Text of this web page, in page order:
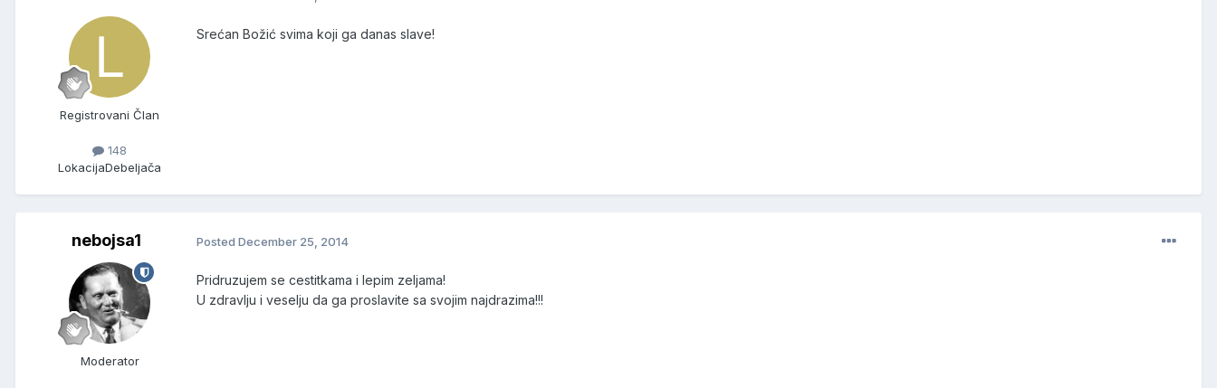
Registrovani Član
148
LokacijaDebeljača
Srećan Božić svima koji ga danas slave!
nebojsa1
Moderator
Posted December 25, 2014
Pridruzujem se cestitkama i lepim zeljama!
U zdravlju i veselju da ga proslavite sa svojim najdrazima!!!